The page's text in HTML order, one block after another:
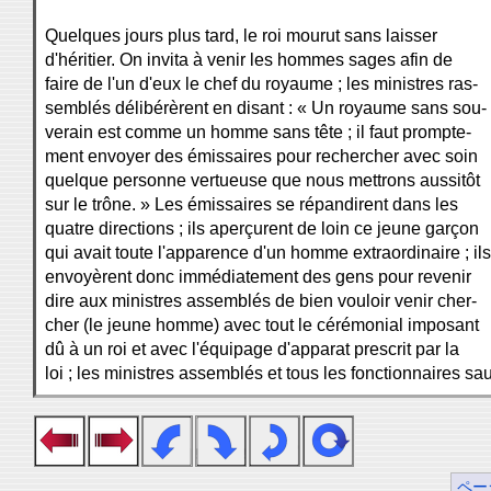
Quelques jours plus tard, le roi mourut sans laisser
d'héritier. On invita à venir les hommes sages afin de
faire de l'un d'eux le chef du royaume ; les ministres ras-
semblés délibérèrent en disant : « Un royaume sans sou-
verain est comme un homme sans tête ; il faut prompte-
ment envoyer des émissaires pour rechercher avec soin
quelque personne vertueuse que nous mettrons aussitôt
sur le trône. » Les émissaires se répandirent dans les
quatre directions ; ils aperçurent de loin ce jeune garçon
qui avait toute l'apparence d'un homme extraordinaire ; ils
envoyèrent donc immédiatement des gens pour revenir
dire aux ministres assemblés de bien vouloir venir cher-
cher (le jeune homme) avec tout le cérémonial imposant
dû à un roi et avec l'équipage d'apparat prescrit par la
loi ; les ministres assemblés et tous les fonctionnaires
ペー